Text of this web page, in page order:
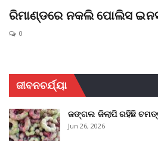
ରିମାଣ୍ଡରେ ନକଲି ପୋଲିସ
0
ଜୀବନଚର୍ଯ୍ୟା
ଜଙ୍ଗଲ ଜିଲାପି ରହିଛି
Jun 26, 2026